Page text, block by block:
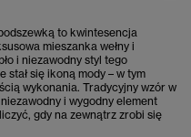
to kwintesencja
mieszanka wełny i
i niezawodny styl tego
stał się ikoną mody – w tym
wykonania. Tradycyjny wzór w
i wygodny element
gdy na zewnątrz zrobi się